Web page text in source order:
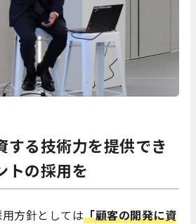
する技術力を提供でき
トの採用を
用方針としては「顧客の開発に資